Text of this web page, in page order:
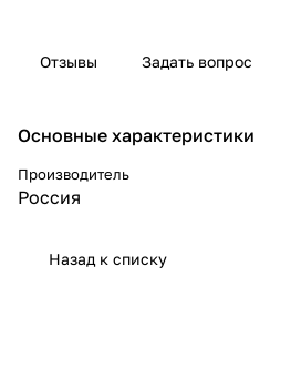
Отзывы Задать вопрос
Основные характеристики
Производитель
Россия
Назад к списку